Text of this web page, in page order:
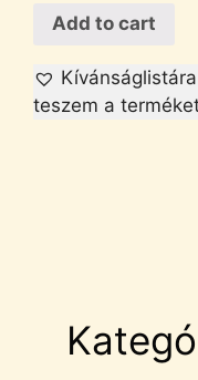
Add to cart
Kívánságlistára
teszem a